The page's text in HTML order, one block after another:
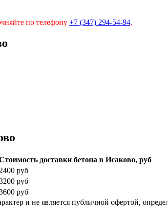
по телефону +7 (347) 294-54-94.
доставки бетона в Исаково, руб
2400 руб
руб
руб
и не является публичной офертой,